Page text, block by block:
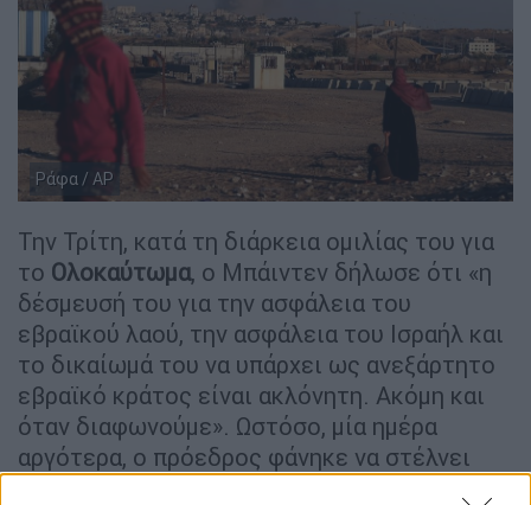
Ράφα / AP
Την Τρίτη, κατά τη διάρκεια ομιλίας του για
το Ολοκαύτωμα, ο Μπάιντεν δήλωσε ότι «η
δέσμευσή του για την ασφάλεια του
εβραϊκού λαού, την ασφάλεια του Ισραήλ και
το δικαίωμά του να υπάρχει ως ανεξάρτητο
εβραϊκό κράτος είναι ακλόνητη. Ακόμη και
όταν διαφωνούμε». Ωστόσο, μία ημέρα
αργότερα, ο πρόεδρος φάνηκε να στέλνει